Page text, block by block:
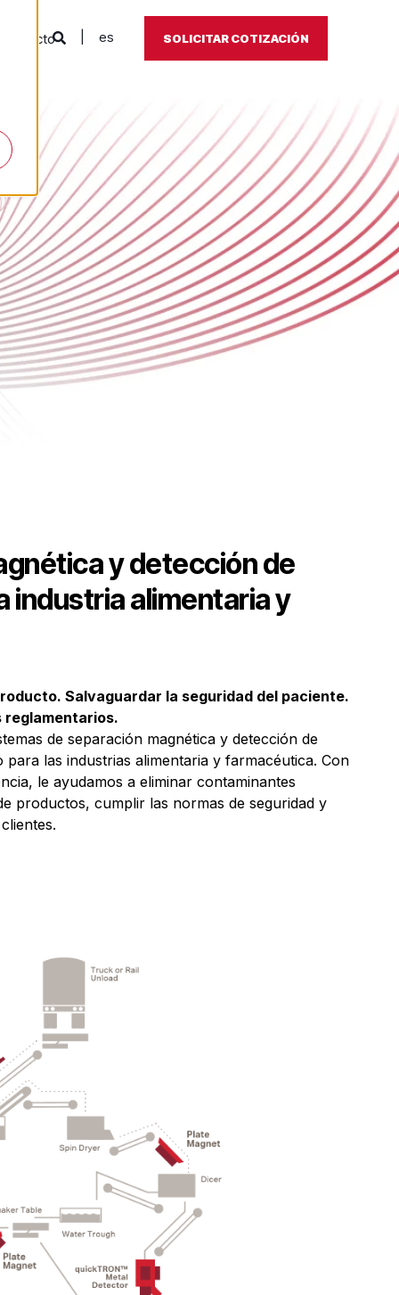
Contacto es SOLICITAR COTIZACIÓN
y detección de
industria alimentaria y
Salvaguardar la seguridad del paciente.
reglamentarios.
de separación magnética y detección de
para las industrias alimentaria y farmacéutica. Con
le ayudamos a eliminar contaminantes
productos, cumplir las normas de seguridad y